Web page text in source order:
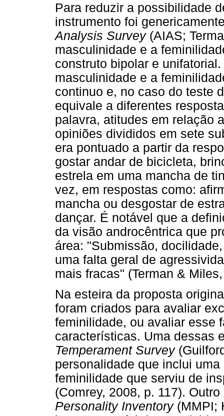
Para reduzir a possibilidade
instrumento foi
Analysis Survey(AIAS;
masculinidade e a
construto bipolar e
masculinidade e a
continuo e, no caso do teste
equivale a diferentes
palavra, atitudes em relação
opiniões divididos em sete
era pontuado a partir da
gostar andar de bicicleta,
estrela em uma mancha de
vez, em respostas como:
mancha ou desgostar de
dançar. É notável que a
da visão androcêntrica que
área: "Submissão,
uma falta geral de
mais fracas" (Terman &
Na esteira da proposta
foram criados para avaliar
feminilidade, ou avaliar esse
características. Uma dessas
Temperament Survey
personalidade que inclui
feminilidade que serviu de
(Comrey, 2008, p. 117).
Personality Inventory(MMPI;